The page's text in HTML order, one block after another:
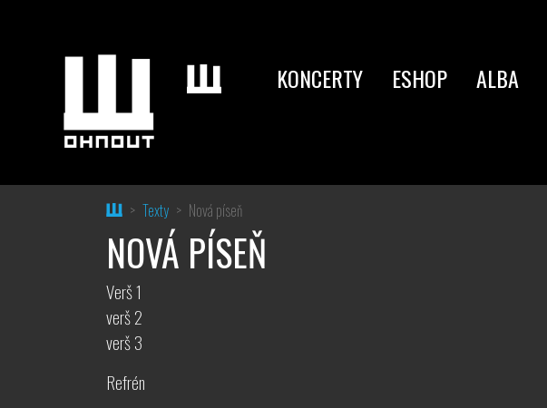
KONCERTY ESHOP ALBA
HomeTexty Nová píseň
NOVÁ PÍSEŇ
Verš 1
verš 2
verš 3
Refrén